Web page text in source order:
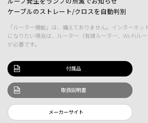
ケーブルのストレート/クロスを自動判別
「ルーター機能」は、備えておりません。インターネ
になりたい場合は、ルーター（有線ルーター、Wi-Fiルー
が必要です。
付属品
取扱説明書
メーカーサイト